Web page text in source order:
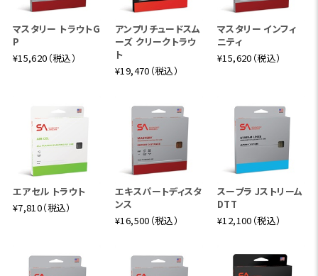
マスタリー トラウトG
P
¥15,620（税込）
アンプリチュードスム
ーズ クリークトラウ
ト
¥19,470（税込）
マスタリー インフィ
ニティ
¥15,620（税込）
エアセル トラウト
¥7,810（税込）
エキスパートディスタ
ンス
¥16,500（税込）
スープラ Jストリーム
DTT
¥12,100（税込）